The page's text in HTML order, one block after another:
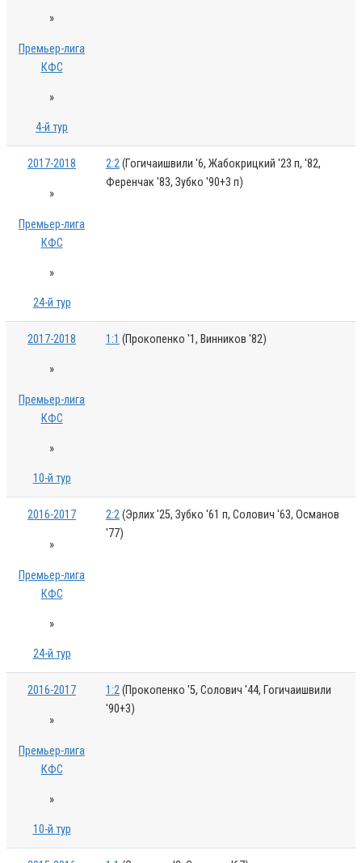
»
Премьер-лига
КФС
»
4-й тур
2017-2018
»
Премьер-лига
КФС
»
24-й тур
2:2(Гогичаишвили '6, Жабокрицкий '23 п, '82,
Ференчак '83, Зубко '90+3 п)
2017-2018
»
Премьер-лига
КФС
»
10-й тур
1:1 (Прокопенко '1, Винников '82)
2016-2017
»
Премьер-лига
КФС
»
24-й тур
2:2(Эрлих '25, Зубко '61 п, Солович '63, Османов
'77)
2016-2017
»
Премьер-лига
КФС
»
10-й тур
1:2(Прокопенко '5, Солович '44, Гогичаишвили
'90+3)